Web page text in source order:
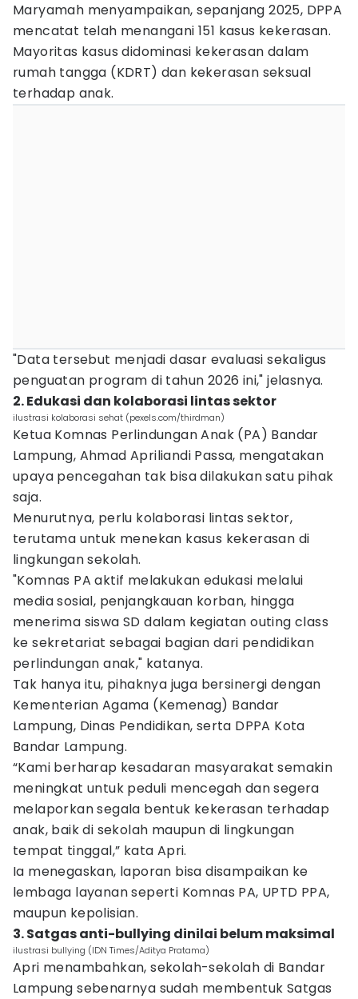
Maryamah menyampaikan, sepanjang 2025, DPPA
mencatat telah menangani 151 kasus kekerasan.
Mayoritas kasus didominasi kekerasan dalam
rumah tangga (KDRT) dan kekerasan seksual
terhadap anak.
"Data tersebut menjadi dasar evaluasi sekaligus
penguatan program di tahun 2026 ini," jelasnya.
2. Edukasi dan kolaborasi lintas sektor
ilustrasi kolaborasi sehat (pexels.com/thirdman)
Ketua Komnas Perlindungan Anak (PA) Bandar
Lampung, Ahmad Apriliandi Passa, mengatakan
upaya pencegahan tak bisa dilakukan satu pihak
saja.
Menurutnya, perlu kolaborasi lintas sektor,
terutama untuk menekan kasus kekerasan di
lingkungan sekolah.
"Komnas PA aktif melakukan edukasi melalui
media sosial, penjangkauan korban, hingga
menerima siswa SD dalam kegiatan outing class
ke sekretariat sebagai bagian dari pendidikan
perlindungan anak," katanya.
Tak hanya itu, pihaknya juga bersinergi dengan
Kementerian Agama (Kemenag) Bandar
Lampung, Dinas Pendidikan, serta DPPA Kota
Bandar Lampung.
“Kami berharap kesadaran masyarakat semakin
meningkat untuk peduli mencegah dan segera
melaporkan segala bentuk kekerasan terhadap
anak, baik di sekolah maupun di lingkungan
tempat tinggal,” kata Apri.
Ia menegaskan, laporan bisa disampaikan ke
lembaga layanan seperti Komnas PA, UPTD PPA,
maupun kepolisian.
3. Satgas anti-bullying dinilai belum maksimal
ilustrasi bullying (IDN Times/Aditya Pratama)
Apri menambahkan, sekolah-sekolah di Bandar
Lampung sebenarnya sudah membentuk Satgas